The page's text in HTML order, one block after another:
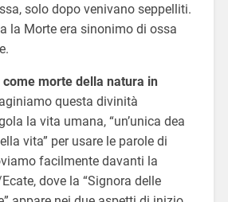
solo dopo venivano seppelliti.
la Morte era sinonimo di ossa
morte della natura in
questa divinità
la vita umana, “un’unica dea
vita” per usare le parole di
facilmente davanti la
dove la “Signora delle